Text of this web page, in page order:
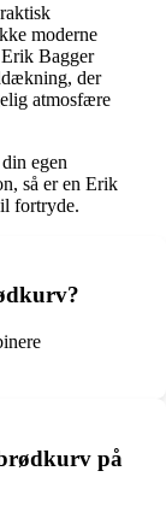
moderne
Bagger
der
atmosfære
egen
så er en Erik
fortryde.
på